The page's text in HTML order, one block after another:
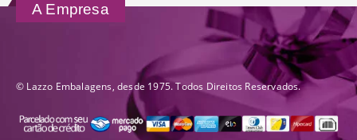
A Empresa
© Lazzo Embalagens, desde 1975. Todos Direitos Reservados.